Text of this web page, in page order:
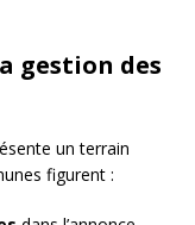
gestion des
un terrain
figurent :